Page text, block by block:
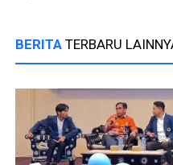
BERITA TERBARU